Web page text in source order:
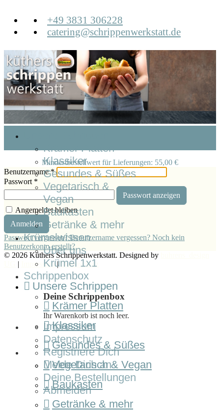
+49 3831 306228
catering@schrippenwerkstatt.de
Krämer Platten
Klassiker
Gesundes & Süßes
Vegetarisch &
Vegan
Baukasten
Getränke & mehr
Krümelwissen
Über uns
Krümel 1x1
Schrippenbox
Deine Schrippenbox
Ihr Warenkorb ist noch leer.
Impressum
Datenschutz
Registriere Dich
Melde Dich an
Deine Bestellungen
Abmelden
Mindestbestellwert für Lieferungen: 55,00 €
Benutzername*
Passwort *
Passwort anzeigen
Angemeldet bleiben
Anmelden
Passwort vergessen?Benutzername vergessen? Noch kein
Benutzerkonto erstellt?
© 2026 Küthers Schrippenwerkstatt. Designed by
| Impressum| Datenschutz
Unsere Schrippen
Krämer Platten
Klassiker
Gesundes & Süßes
Vegetarisch & Vegan
Baukasten
Getränke & mehr